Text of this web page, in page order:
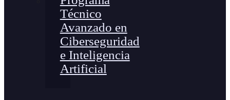
Técnico
Avanzado en
Ciberseguridad
e Inteligencia
Artificial